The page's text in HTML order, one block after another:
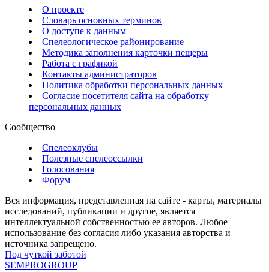
О проекте
Словарь основных терминов
О доступе к данным
Спелеологическое районирование
Методика заполнения карточки пещеры
Работа с графикой
Контакты администраторов
Политика обработки персональных данных
Согласие посетителя сайта на обработку
персональных данных
Сообщество
Спелеоклубы
Полезные спелеоссылки
Голосования
Форум
Вся информация, представленная на сайте - карты, материалы
исследований, публикации и другое, является
интеллектуальной собственностью ее авторов. Любое
использование без согласия либо указания авторства и
источника запрещено.
Под чуткой заботой
SEMPROGROUP